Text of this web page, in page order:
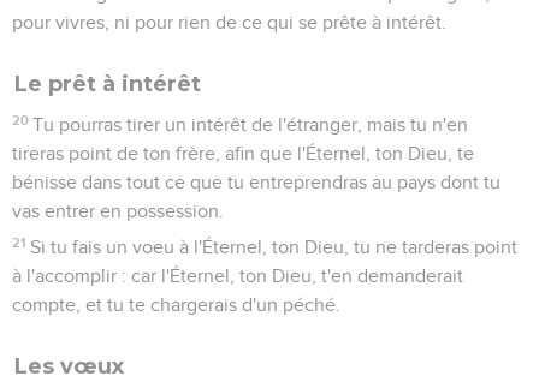
pour vivres, ni pour rien de ce qui se prête à intérêt.
Le prêt à intérêt
20 Tu pourras tirer un intérêt de l'étranger, mais tu n'en
tireras point de ton frère, afin que l'Éternel, ton Dieu, te
bénisse dans tout ce que tu entreprendras au pays dont tu
vas entrer en possession.
21 Si tu fais un voeu à l'Éternel, ton Dieu, tu ne tarderas point
à l'accomplir : car l'Éternel, ton Dieu, t'en demanderait
compte, et tu te chargerais d'un péché.
Les vœux